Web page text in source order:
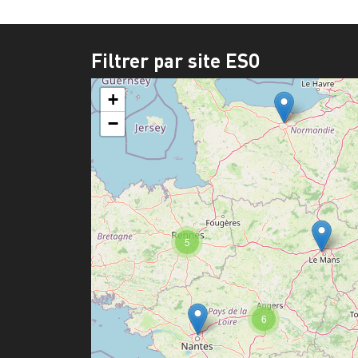
Filtrer par site ESO
6
5
+
−